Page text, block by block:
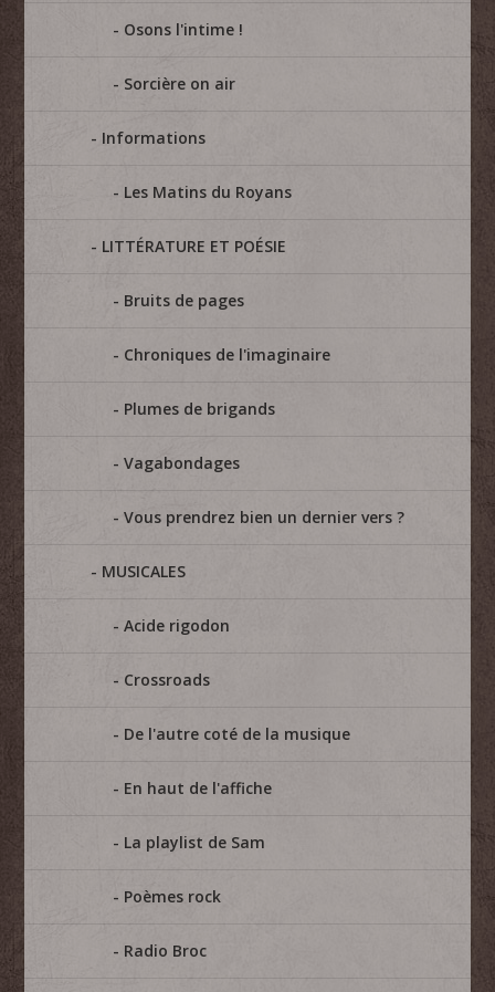
Osons l'intime !
Sorcière on air
Informations
Les Matins du Royans
LITTÉRATURE ET POÉSIE
Bruits de pages
Chroniques de l'imaginaire
Plumes de brigands
Vagabondages
Vous prendrez bien un dernier vers ?
MUSICALES
Acide rigodon
Crossroads
De l'autre coté de la musique
En haut de l'affiche
La playlist de Sam
Poèmes rock
Radio Broc